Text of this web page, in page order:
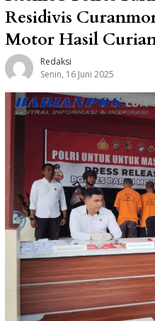
Residivis
Motor Hasil
Redaksi
Senin, 16 Juni 2025